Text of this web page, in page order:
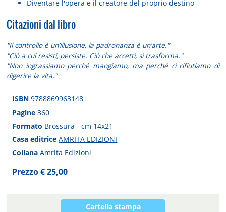
Diventare l'opera e il creatore del proprio destino
Citazioni dal libro
"Il controllo è un’illusione, la padronanza è un’arte."
"Ciò a cui resisti, persiste. Ciò che accetti, si trasforma."
"Non ingrassiamo perché mangiamo, ma perché ci rifiutiamo di
digerire la vita."
ISBN9788869963148
Pagine360
Formato Brossura - cm 14x21
Casa editriceAMRITA EDIZIONI
CollanaAmrita Edizioni
Prezzo € 25,00
Cartella stampa